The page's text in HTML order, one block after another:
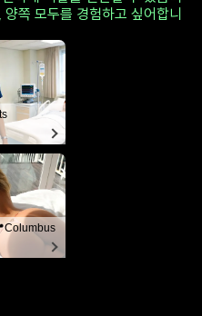
향과 피지배적 성향을 모두 가지
하게 역할을 전환할 수 있습니
쪽 모두를 경험하고 싶어합니